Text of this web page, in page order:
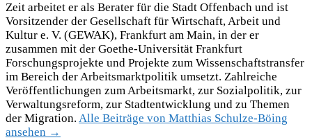
Zeit arbeitet er als Berater für die Stadt Offenbach und ist
Vorsitzender der Gesellschaft für Wirtschaft, Arbeit und
Kultur e. V. (GEWAK), Frankfurt am Main, in der er
zusammen mit der Goethe-Universität Frankfurt
Forschungsprojekte und Projekte zum Wissenschaftstransfer
im Bereich der Arbeitsmarktpolitik umsetzt. Zahlreiche
Veröffentlichungen zum Arbeitsmarkt, zur Sozialpolitik, zur
Verwaltungsreform, zur Stadtentwicklung und zu Themen
der Migration. Alle Beiträge von Matthias Schulze-Böing
ansehen →